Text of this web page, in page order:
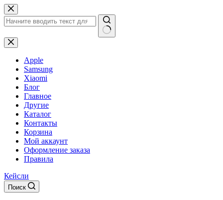
Перейти
к
сути
Ничего
не
найденоApple
Samsung
Xiaomi
Блог
Главное
Другие
Каталог
Контакты
Корзина
Мой аккаунт
Оформление заказа
Правила
Кейсли
Поиск